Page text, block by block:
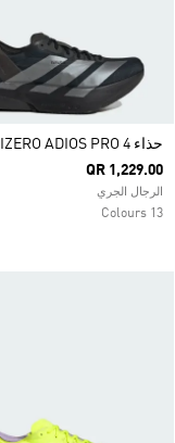
حذاء ADIZERO ADIOS PRO 4
QR 1,229.00
الرجال الجري
13 Colours